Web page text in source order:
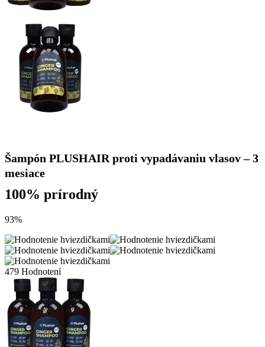
Šampón PLUSHAIR proti vypadávaniu vlasov – 3
mesiace
100% prírodný
93%
479 Hodnotení